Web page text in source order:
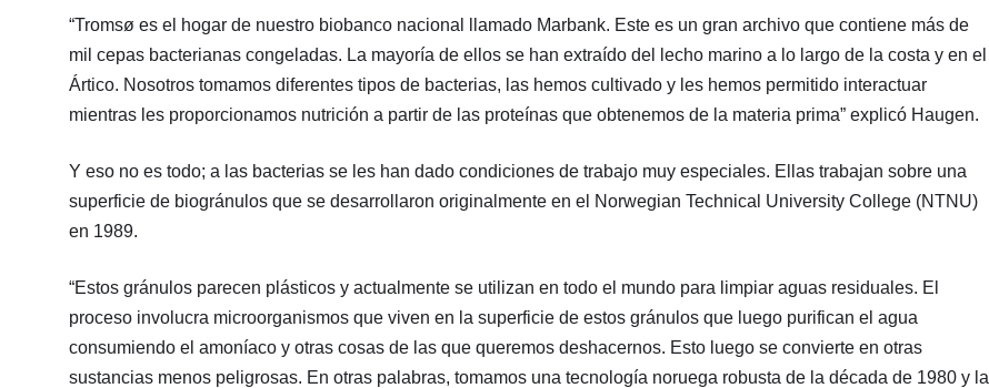
“Tromsø es el hogar de nuestro biobanco nacional llamado Marbank. Este es un gran archivo que contiene más de
mil cepas bacterianas congeladas. La mayoría de ellos se han extraído del lecho marino a lo largo de la costa y en el
Ártico. Nosotros tomamos diferentes tipos de bacterias, las hemos cultivado y les hemos permitido interactuar
mientras les proporcionamos nutrición a partir de las proteínas que obtenemos de la materia prima” explicó Haugen.
Y eso no es todo; a las bacterias se les han dado condiciones de trabajo muy especiales. Ellas trabajan sobre una
superficie de biogránulos que se desarrollaron originalmente en el Norwegian Technical University College (NTNU)
en 1989.
“Estos gránulos parecen plásticos y actualmente se utilizan en todo el mundo para limpiar aguas residuales. El
proceso involucra microorganismos que viven en la superficie de estos gránulos que luego purifican el agua
consumiendo el amoníaco y otras cosas de las que queremos deshacernos. Esto luego se convierte en otras
sustancias menos peligrosas. En otras palabras, tomamos una tecnología noruega robusta de la década de 1980 y la